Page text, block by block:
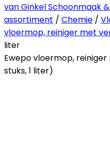
van Ginkel Schoonmaak
assortiment / Chemie /
vloermop, reiniger met
liter
Ewepo vloermop,
stuks, 1 liter)